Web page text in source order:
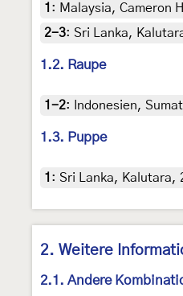
1 : Malaysia, Cameron
2-3: Sri Lanka,
1.2. Raupe
1-2: Indonesien,
1.3. Puppe
1 : Sri Lanka, Kalutara,
2. Weitere
2.1. Andere